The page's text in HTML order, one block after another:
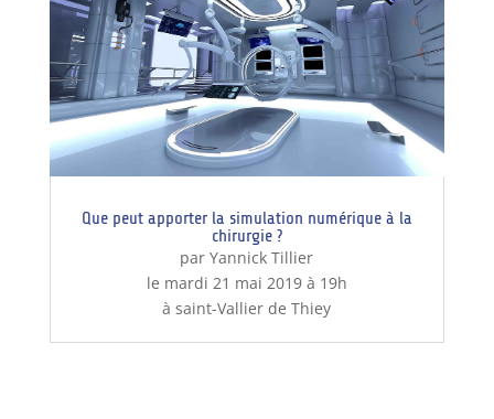
Que peut apporter la simulation numérique à la
chirurgie ?
par Yannick Tillier
le mardi 21 mai 2019 à 19h
à saint-Vallier de Thiey